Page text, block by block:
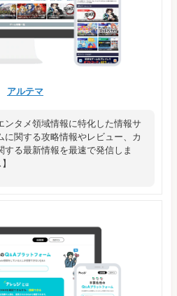
アルテマ
ンタメ領域情報に特化した情報サ
に関する攻略情報やレビュー、カ
する最新情報を最速で発信しま